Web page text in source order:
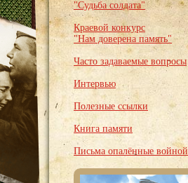
"Судьба солдата"
Краевой конкурс
"Нам доверена память"
Часто задаваемые вопросы
Интервью
Полезные ссылки
Книга памяти
Письма опалённые войной